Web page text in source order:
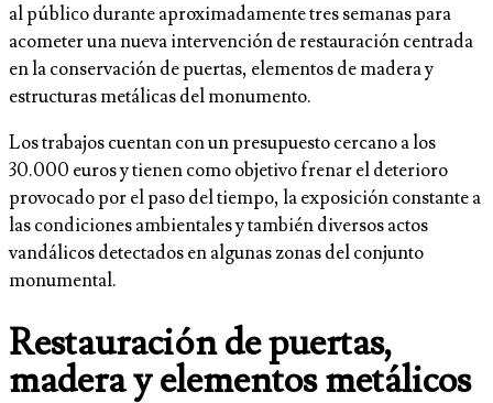
al público durante aproximadamente tres semanas para
acometer una nueva intervención de restauración centrada
en la conservación de puertas, elementos de madera y
estructuras metálicas del monumento.
Los trabajos cuentan con un presupuesto cercano a los
30.000 euros y tienen como objetivo frenar el deterioro
provocado por el paso del tiempo, la exposición constante a
las condiciones ambientales y también diversos actos
vandálicos detectados en algunas zonas del conjunto
monumental.
Restauración de puertas,
madera y elementos metálicos